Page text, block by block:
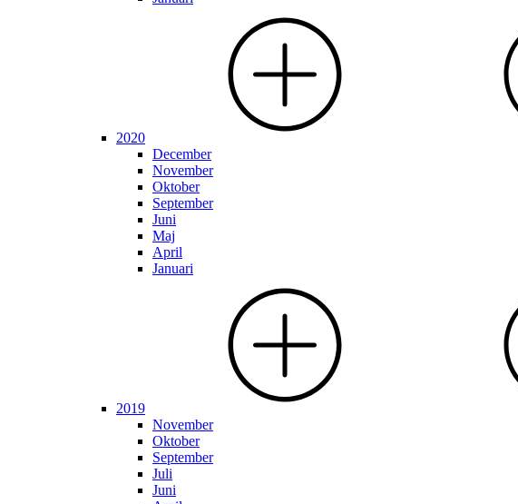
2020
December
November
Oktober
September
Juni
Maj
April
Januari
2019
November
Oktober
September
Juli
Juni